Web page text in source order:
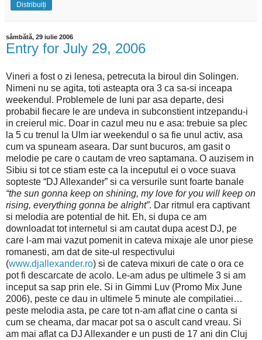
Distribuiți
sâmbătă, 29 iulie 2006
Entry for July 29, 2006
Vineri a fost o zi lenesa, petrecuta la biroul din Solingen.
Nimeni nu se agita, toti asteapta ora 3 ca sa-si inceapa
weekendul. Problemele de luni par asa departe, desi
probabil fiecare le are undeva in subconstient intzepandu-i
in creierul mic. Doar in cazul meu nu e asa: trebuie sa plec
la 5 cu trenul la Ulm iar weekendul o sa fie unul activ, asa
cum va spuneam aseara. Dar sunt bucuros, am gasit o
melodie pe care o cautam de vreo saptamana. O auzisem in
Sibiu si tot ce stiam este ca la inceputul ei o voce suava
sopteste “DJ Allexander” si ca versurile sunt foarte banale
“the sun gonna keep on shining, my love for you will keep on
rising, everything gonna be alright”. Dar ritmul era captivant
si melodia are potential de hit. Eh, si dupa ce am
downloadat tot internetul si am cautat dupa acest DJ, pe
care l-am mai vazut pomenit in cateva mixaje ale unor piese
romanesti, am dat de site-ul respectivului
(www.djallexander.ro) si de cateva mixuri de cate o ora ce
pot fi descarcate de acolo. Le-am adus pe ultimele 3 si am
inceput sa sap prin ele. Si in Gimmi Luv (Promo Mix June
2006), peste ce dau in ultimele 5 minute ale compilatiei…
peste melodia asta, pe care tot n-am aflat cine o canta si
cum se cheama, dar macar pot sa o ascult cand vreau. Si
am mai aflat ca DJ Allexander e un pusti de 17 ani din Cluj